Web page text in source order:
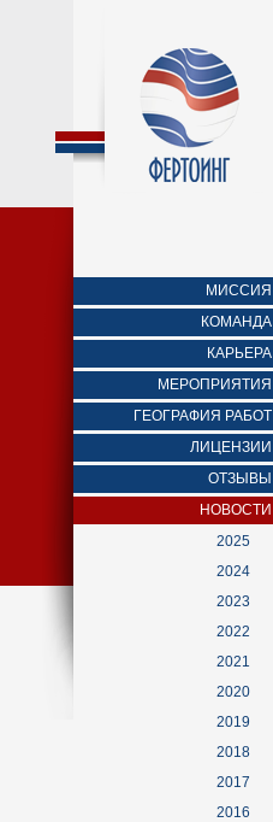
МИССИЯ
КОМАНДА
КАРЬЕРА
МЕРОПРИЯТИЯ
ГЕОГРАФИЯ РАБОТ
ЛИЦЕНЗИИ
ОТЗЫВЫ
НОВОСТИ
2025
2024
2023
2022
2021
2020
2019
2018
2017
2016